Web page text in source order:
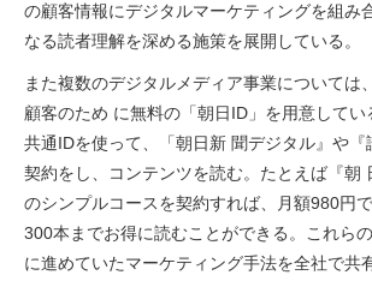
の顧客情報にデジタルマーケティングを組み
なる読者理解を深める施策を展開している。
また複数のデジタルメディア事業については
顧客のため に無料の「朝日ID」を用意して
共通IDを使って、「朝日新 聞デジタル』や『
契約をし、コンテンツを読む。たとえば『朝
のシンプルコースを契約すれば、月額980円
300本までお得に読むことができる。これら
に進めていたマーケティング手法を全社で共